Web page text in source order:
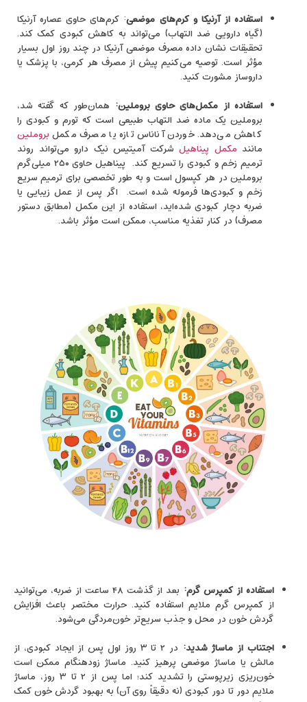
استفاده از آرنیکا و کرم‌های موضعی: کرم‌های حاوی عصاره آرنیکا
(گیاه دارویی ضد التهاب) می‌تواند به کاهش کبودی کمک کند.
تحقیقات نشان داده مصرف موضعی آرنیکا در چند روز اول بسیار
مؤثر است. توصیه می‌کنیم پیش از مصرف هر کرمی، با پزشک یا
داروساز مشورت کنید.
استفاده از مکمل‌های حاوی بروملین: همان‌طور که گفته شد،
بروملین یک ماده ضد التهاب طبیعی است که تورم و کبودی را
کاهش می‌دهد. خوردن آناناس تازه یا مصرف مکمل بروملین
مانند مکمل پیناهیل شرکت آمیتیس نیک ‌دارو می‌تواند روند
ترمیم زخم و کبودی را تسریع کند. پیناهیل حاوی ۲۵۰ میلی‌گرم
بروملین در هر کپسول است و به ‌طور تخصصی برای ترمیم سریع
زخم و کبودی‌ها فرموله شده است. اگر پس از عمل زیبایی یا
ضربه دچار کبودی شده‌اید، استفاده از این مکمل (مطابق دستور
مصرف) در کنار تغذیه مناسب، ممکن است مؤثر باشد.
استفاده از کمپرس گرم:
بعد از گذشت ۴۸ ساعت از ضربه، می‌توانید
از کمپرس گرم ملایم استفاده کنید. حرارت مختصر باعث افزایش
گردش خون در محل و جذب سریع‌تر خون‌مردگی می‌شود.
اجتناب از ماساژ شدید:
در ۲ تا ۳ روز اول پس از ایجاد کبودی، از
مالش یا ماساژ موضعی پرهیز کنید. ماساژ زودهنگام ممکن است
خون‌ریزی زیرپوستی را تشدید کند؛ اما پس از ۲ تا ۳ روز، ماساژ
ملایم دور تا دور کبودی (نه دقیقاً روی آن) به بهبود گردش خون کمک